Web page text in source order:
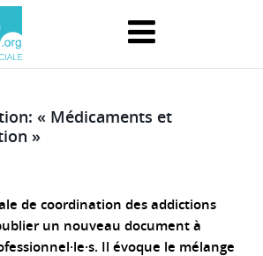
« Médicaments et
»
de coordination des addictions
un nouveau document à
. Il évoque le mélange